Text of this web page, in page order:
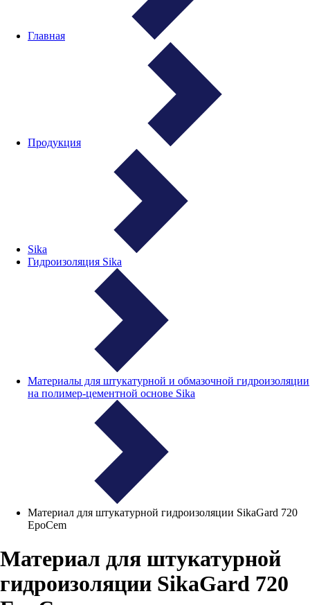
Главная
Продукция
Sika
Гидроизоляция Sika
Материалы для штукатурной и обмазочной гидроизоляции
на полимер-цементной основе Sika
Материал для штукатурной гидроизоляции SikaGard 720
EpoCem
Материал для штукатурной
гидроизоляции SikaGard 720